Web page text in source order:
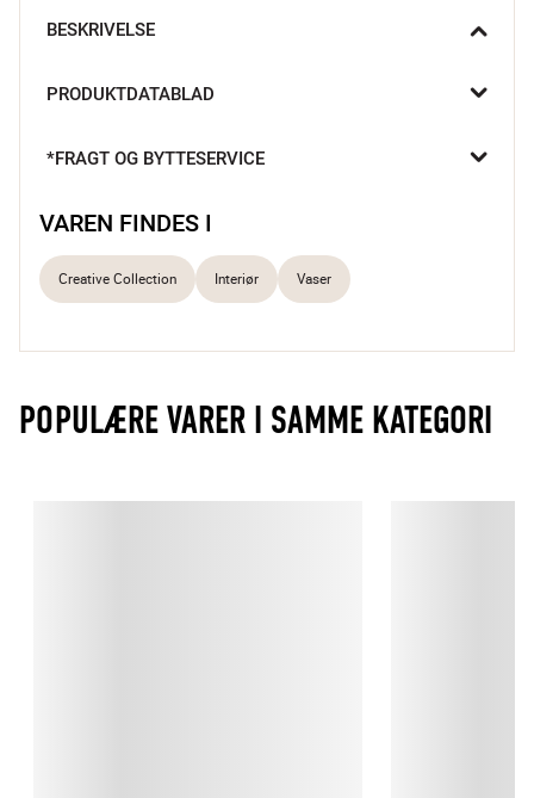
BESKRIVELSE
rummet med sit solgule glas og organiske former. Den står flot
Skulpturel form
PRODUKTDATABLAD
*FRAGT OG BYTTESERVICE
VAREN FINDES I
Creative Collection Interiør Vaser
POPULÆRE VARER I SAMME KATEGORI